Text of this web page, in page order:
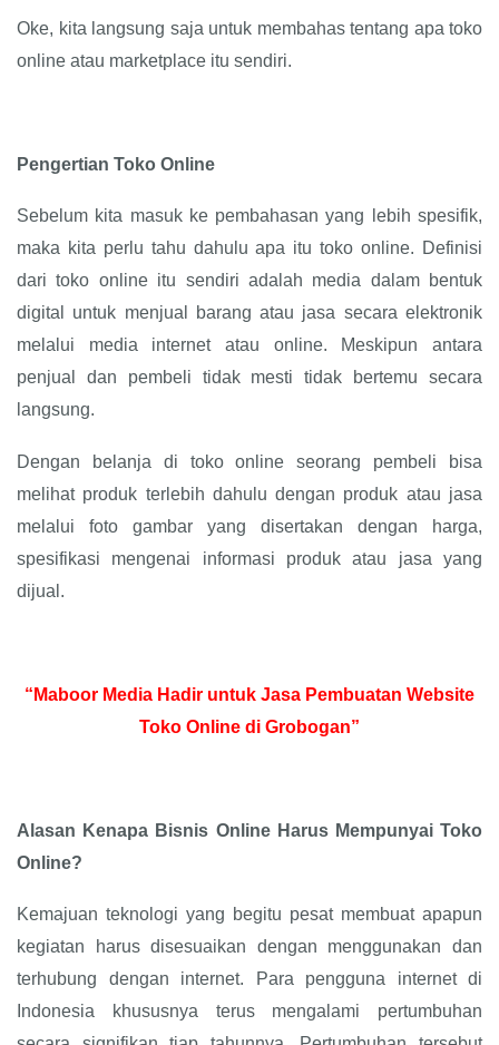
Oke, kita langsung saja untuk membahas tentang apa toko
online atau marketplace itu sendiri.
Pengertian Toko Online
Sebelum kita masuk ke pembahasan yang lebih spesifik,
maka kita perlu tahu dahulu apa itu toko online. Definisi
dari toko online itu sendiri adalah media dalam bentuk
digital untuk menjual barang atau jasa secara elektronik
melalui media internet atau online. Meskipun antara
penjual dan pembeli tidak mesti tidak bertemu secara
langsung.
Dengan belanja di toko online seorang pembeli bisa
melihat produk terlebih dahulu dengan produk atau jasa
melalui foto gambar yang disertakan dengan harga,
spesifikasi mengenai informasi produk atau jasa yang
dijual.
“Maboor Media Hadir untuk Jasa Pembuatan Website
Toko Online di Grobogan”
Alasan Kenapa Bisnis Online Harus Mempunyai Toko
Online?
Kemajuan teknologi yang begitu pesat membuat apapun
kegiatan harus disesuaikan dengan menggunakan dan
terhubung dengan internet. Para pengguna internet di
Indonesia khususnya terus mengalami pertumbuhan